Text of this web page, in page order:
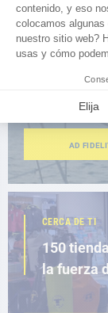
ESPACIO
¿Eres
AD
CERCA DE TI
150
la fuerza